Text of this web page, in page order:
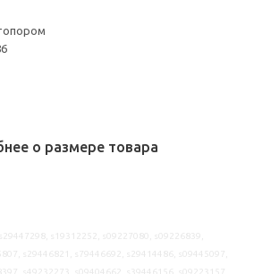
о размере товара